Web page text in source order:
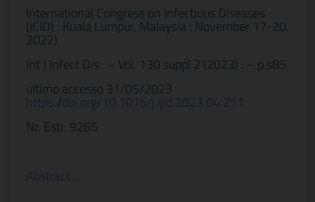
International Congress on Infectious Diseases
(ICID) : Kuala Lumpur, Malaysia : November 17-20,
2022)
Int J Infect Dis . – Vol. 130 suppl 2 (2023) . – p s85
ultimo accesso 31/05/2023
https://doi.org/10.1016/j.ijid.2023.04.211
Nr. Estr. 9265
Abstract…